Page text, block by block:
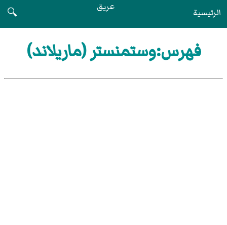
الرئيسية عريق
🔍
فهرس:وستمنستر (ماريلاند)